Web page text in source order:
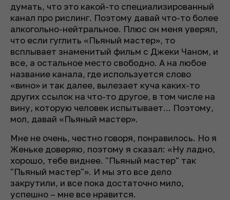
думать, что это какой-то специализированный
канал про рислинг. Поэтому давай что-то более
алкогольно-нейтральное. Плюс он меня уверял,
что если гуглить «Пьяный мастер», то
всплывает знаменитый фильм с Джеки Чаном, и
все, а остальное место свободно. А на любое
название канала, где используется слово
«вино» и так далее, вылезает куча каких-то
других ссылок на что-то другое, в том числе на
вину, которую человек испытывает... Поэтому,
мол, давай «Пьяный мастер».
Мне не очень, честно говоря, понравилось. Но я
Женьке доверяю, поэтому я сказал: «Ну ладно,
хорошо, тебе виднее. "Пьяный мастер" так
"Пьяный мастер"». И мы это все дело
закрутили, и все пока достаточно мило,
успешно – мне все нравится.